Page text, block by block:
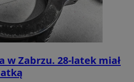
w Zabrzu. 28-latek miał